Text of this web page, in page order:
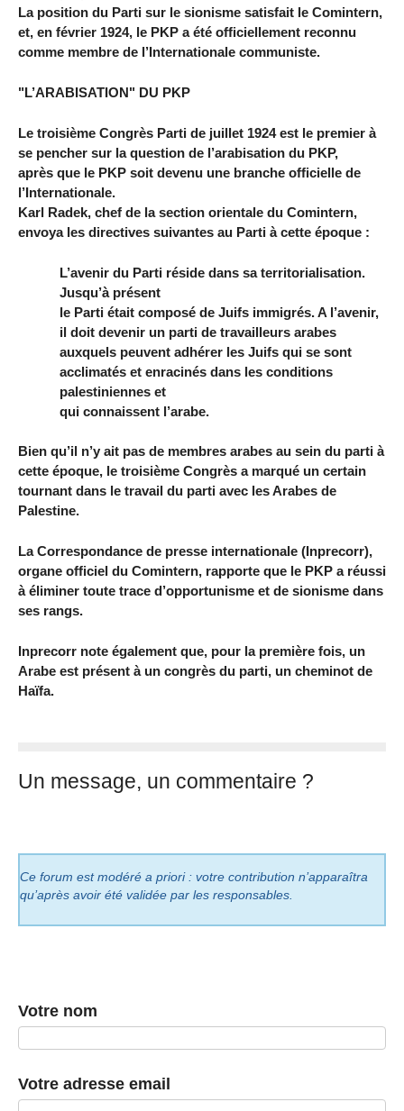
La position du Parti sur le sionisme satisfait le Comintern,
et, en février 1924, le PKP a été officiellement reconnu
comme membre de l’Internationale communiste.
"L’ARABISATION" DU PKP
Le troisième Congrès Parti de juillet 1924 est le premier à
se pencher sur la question de l’arabisation du PKP,
après que le PKP soit devenu une branche officielle de
l’Internationale.
Karl Radek, chef de la section orientale du Comintern,
envoya les directives suivantes au Parti à cette époque :
L’avenir du Parti réside dans sa territorialisation.
Jusqu’à présent
le Parti était composé de Juifs immigrés. A l’avenir,
il doit devenir un parti de travailleurs arabes
auxquels peuvent adhérer les Juifs qui se sont
acclimatés et enracinés dans les conditions
palestiniennes et
qui connaissent l’arabe.
Bien qu’il n’y ait pas de membres arabes au sein du parti à
cette époque, le troisième Congrès a marqué un certain
tournant dans le travail du parti avec les Arabes de
Palestine.
La Correspondance de presse internationale (Inprecorr),
organe officiel du Comintern, rapporte que le PKP a réussi
à éliminer toute trace d’opportunisme et de sionisme dans
ses rangs.
Inprecorr note également que, pour la première fois, un
Arabe est présent à un congrès du parti, un cheminot de
Haïfa.
Un message, un commentaire ?
Ce forum est modéré a priori : votre contribution n’apparaîtra
qu’après avoir été validée par les responsables.
Votre nom
Votre adresse email